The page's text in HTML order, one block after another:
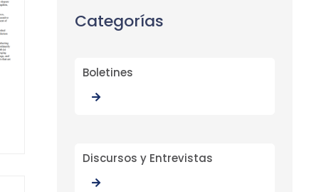
Categorías
Boletines
Discursos y Entrevistas